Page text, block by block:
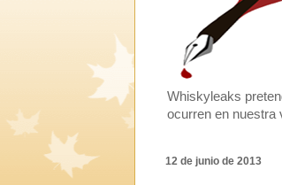
Whiskyleaks
ocurren en nuestra
12 de junio de 2013